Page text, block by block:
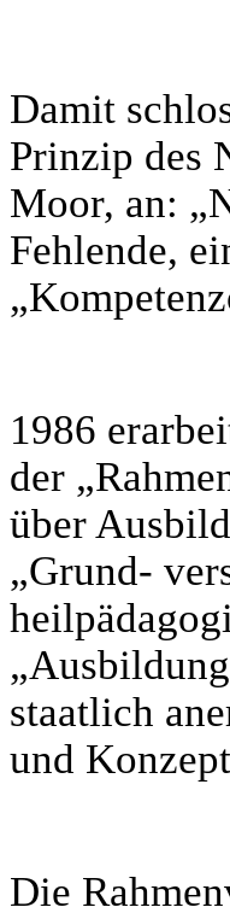
Damit
Prinzip des
Moor, an:
Fehlende,
1986
der
über
„Grund-
staatlich
und
Die